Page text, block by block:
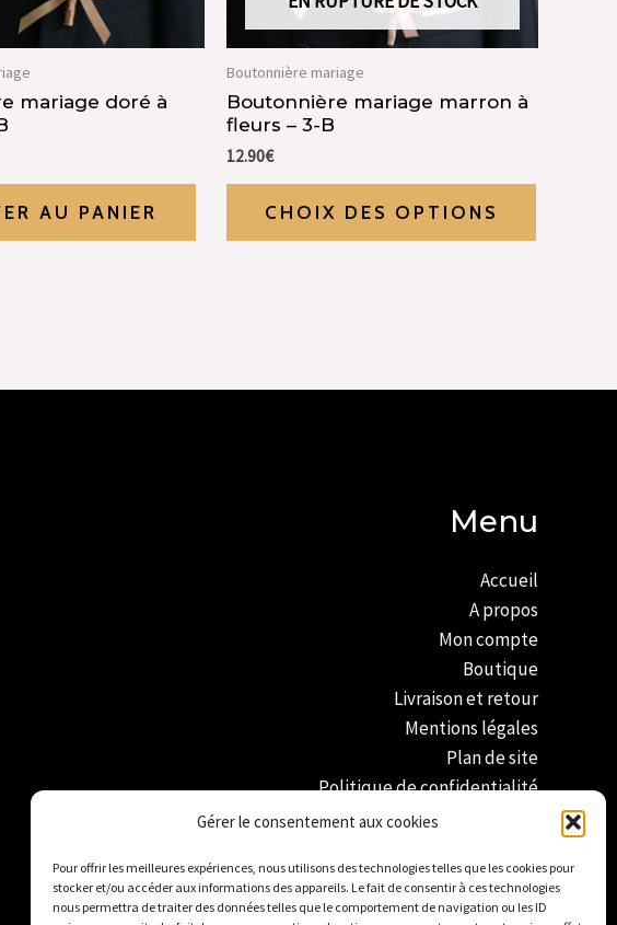
Gérer le consentement aux cookies
Pour offrir les meilleures expériences, nous utilisons des technologies telles que les cookies pour
stocker et/ou accéder aux informations des appareils. Le fait de consentir à ces technologies
nous permettra de traiter des données telles que le comportement de navigation ou les ID
mariage doré à
AU PANIER
Boutonnière mariage
Boutonnière mariage marron à
fleurs – 3-B
12.90€
CHOIX DES OPTIONS
Menu
Accueil
A propos
Mon compte
Boutique
Livraison et retour
Mentions légales
Plan de site
Politique de confidentialité
Conditions générales de vente